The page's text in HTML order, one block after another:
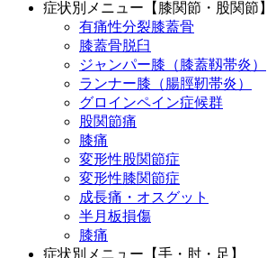
症状別メニュー【膝関節・股関節】
有痛性分裂膝蓋骨
膝蓋骨脱臼
ジャンパー膝（膝蓋靱帯炎）
ランナー膝（腸脛靭帯炎）
グロインペイン症候群
股関節痛
膝痛
変形性股関節症
変形性膝関節症
成長痛・オスグット
半月板損傷
膝痛
症状別メニュー【手・肘・足】